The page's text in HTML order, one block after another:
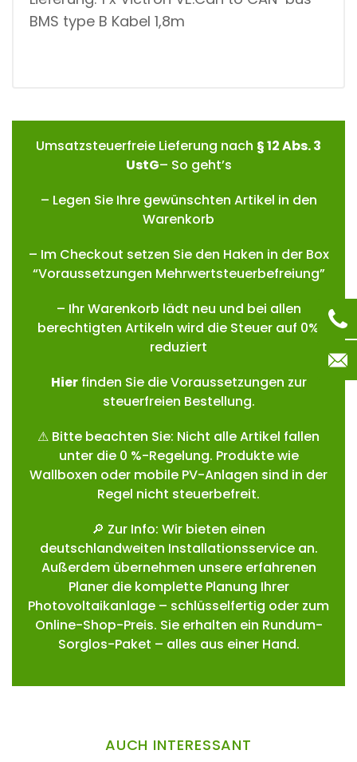
BMS type B Kabel 1,8m
Umsatzsteuerfreie Lieferung nach § 12 Abs. 3
UstG– So geht’s
– Legen Sie Ihre gewünschten Artikel in den
Warenkorb
– Im Checkout setzen Sie den Haken in der Box
“Voraussetzungen Mehrwertsteuerbefreiung”
– Ihr Warenkorb lädt neu und bei allen
berechtigten Artikeln wird die Steuer auf 0%
reduziert
Hierfinden Sie die Voraussetzungen zur
steuerfreien Bestellung.
⚠ Bitte beachten Sie: Nicht alle Artikel fallen
unter die 0 %-Regelung. Produkte wie
Wallboxen oder mobile PV-Anlagen sind in der
Regel nicht steuerbefreit.
🔎 Zur Info: Wir bieten einen
deutschlandweiten Installationsservice an.
Außerdem übernehmen unsere erfahrenen
Planer die komplette Planung Ihrer
Photovoltaikanlage – schlüsselfertig oder zum
Online-Shop-Preis. Sie erhalten ein Rundum-
Sorglos-Paket – alles aus einer Hand.
AUCH INTERESSANT